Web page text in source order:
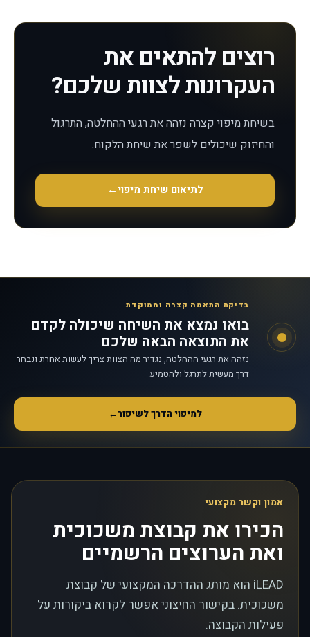
רוצים להתאים את
העקרונות לצוות שלכם?
בשיחת מיפוי קצרה נזהה את רגעי ההחלטה, התרגול
והחיזוק שיכולים לשפר את שיחת הלקוח.
לתיאום שיחת מיפוי←
בדיקת התאמה קצרה וממוקדת
בואו נמצא את השיחה שיכולה לקדם
את התוצאה הבאה שלכם
נזהה את רגעי ההחלטה, נגדיר מה הצוות צריך לעשות אחרת ונבחר
דרך מעשית לתרגל ולהטמיע.
למיפוי הדרך לשיפור←
אמון וקשר מקצועי
הכירו את קבוצת משכוכית
ואת הערוצים הרשמיים
iLEAD הוא מותג ההדרכה המקצועי של קבוצת
משכוכית. בקישור החיצוני אפשר לקרוא ביקורות על
פעילות הקבוצה.